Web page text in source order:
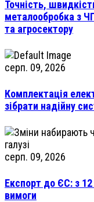
Точність,
металообробка з
та агросектору
серп. 09, 2026
Комплектація
зібрати надійну
серп. 09, 2026
Експорт до ЄС: з 12
вимоги